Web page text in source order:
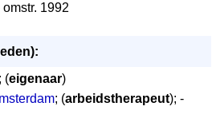
omstr. 1992
; (eigenaar)
; (arbeidstherapeut); -